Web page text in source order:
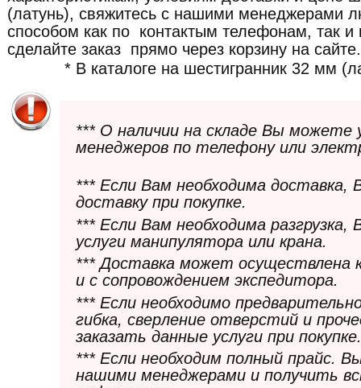
(латунь), свяжитесь с нашими менеджерами
способом как по контактым телефонам, так и
сделайте заказ прямо через корзину на сайте.
* В каталоге на шестигранник 32 мм
*** О наличии на складе Вы можете
менеджеров по телефону или
*** Если Вам необходима
доставку при покупке.
*** Если Вам необходима
услуги манипулятора или крана.
*** Доставка может осуществлена
и с сопровождением экспедитора.
*** Если необходимо
гибка, сверление отверстий и
заказать данные услуги при покупке.
*** Если необходим полный прайс.
нашими менеджерами и получить